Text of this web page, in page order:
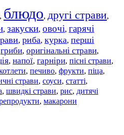
, блюдо, другі страви,
, закуски, овочі, гарячі
, риба, курка, перші
гриби, оригінальні страви,
, напої, гарніри, пісні страви,
, печиво, фрукти, піца,
страви, соуси, статті,
, швидкі страви, рис, дитячі
, макарони